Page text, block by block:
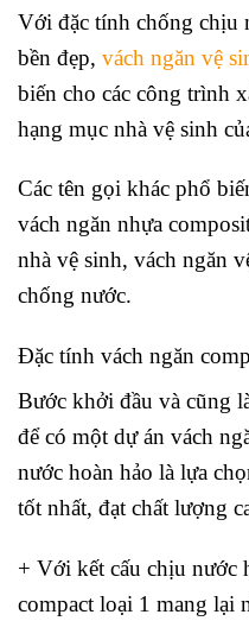
Với đặc tính chống chịu
bền đẹp, vách ngăn vệ
biến cho các công trình
hạng mục nhà vệ sinh
Các tên gọi khác phổ
vách ngăn nhựa
nhà vệ sinh, vách ngăn
chống nước.
Đặc tính vách ngăn
Bước khởi đầu và cũng
để có một dự án vách
nước hoàn hảo là lựa
tốt nhất, đạt chất lượng
+ Với kết cấu chịu nước
compact loại 1 mang lại